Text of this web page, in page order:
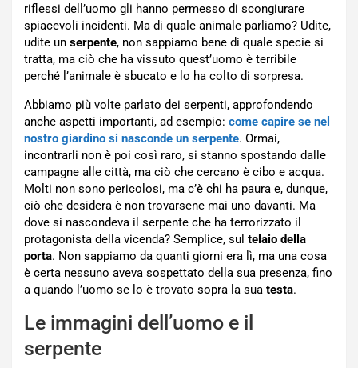
riflessi dell’uomo gli hanno permesso di scongiurare
spiacevoli incidenti. Ma di quale animale parliamo? Udite,
udite un serpente, non sappiamo bene di quale specie si
tratta, ma ciò che ha vissuto quest’uomo è terribile
perché l’animale è sbucato e lo ha colto di sorpresa.
Abbiamo più volte parlato dei serpenti, approfondendo
anche aspetti importanti, ad esempio: come capire se nel
nostro giardino si nasconde un serpente. Ormai,
incontrarli non è poi così raro, si stanno spostando dalle
campagne alle città, ma ciò che cercano è cibo e acqua.
Molti non sono pericolosi, ma c’è chi ha paura e, dunque,
ciò che desidera è non trovarsene mai uno davanti. Ma
dove si nascondeva il serpente che ha terrorizzato il
protagonista della vicenda? Semplice, sul telaio della
porta. Non sappiamo da quanti giorni era lì, ma una cosa
è certa nessuno aveva sospettato della sua presenza, fino
a quando l’uomo se lo è trovato sopra la sua testa.
Le immagini dell’uomo e il
serpente